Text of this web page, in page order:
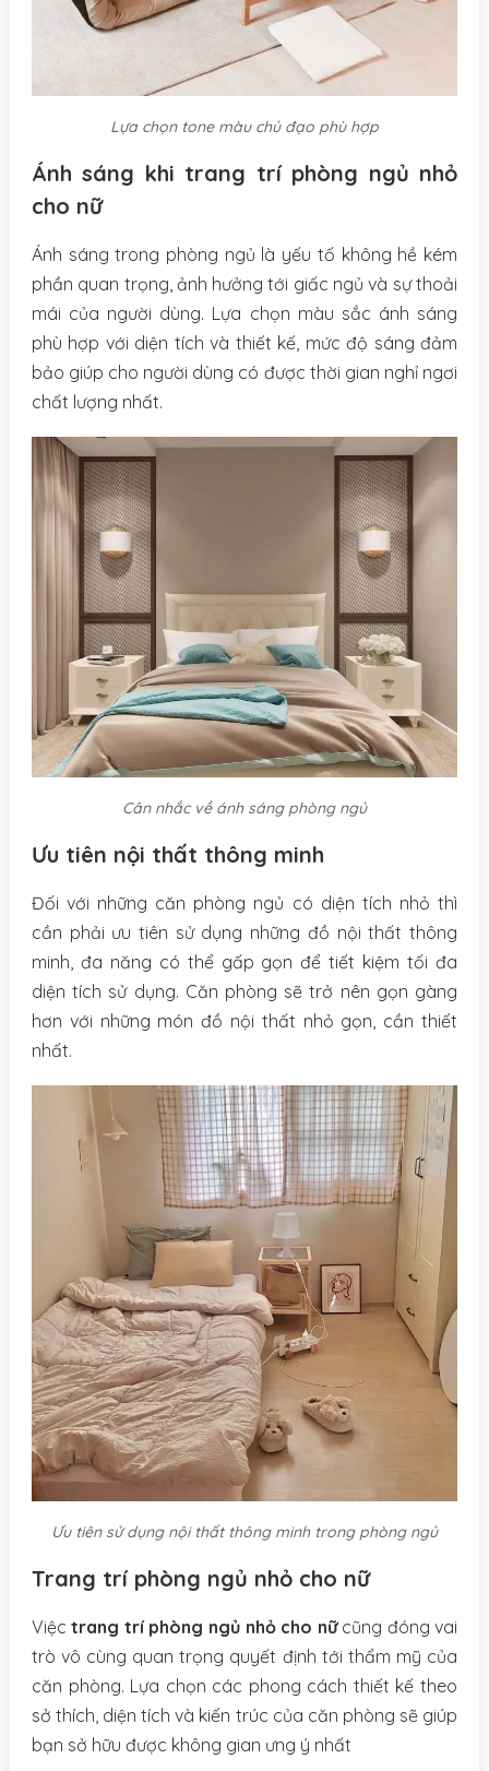
Lựa chọn tone màu chủ đạo phù hợp
Ánh sáng khi trang trí phòng ngủ nhỏ
cho nữ
Ánh sáng trong phòng ngủ là yếu tố không hề kém
phần quan trọng, ảnh hưởng tới giấc ngủ và sự thoải
mái của người dùng. Lựa chọn màu sắc ánh sáng
phù hợp với diện tích và thiết kế, mức độ sáng đảm
bảo giúp cho người dùng có được thời gian nghỉ ngơi
chất lượng nhất.
Cân nhắc về ánh sáng phòng ngủ
Ưu tiên nội thất thông minh
Đối với những căn phòng ngủ có diện tích nhỏ thì
cần phải ưu tiên sử dụng những đồ nội thất thông
minh, đa năng có thể gấp gọn để tiết kiệm tối đa
diện tích sử dụng. Căn phòng sẽ trở nên gọn gàng
hơn với những món đồ nội thất nhỏ gọn, cần thiết
nhất.
Ưu tiên sử dụng nội thất thông minh trong phòng ngủ
Trang trí phòng ngủ nhỏ cho nữ
Việctrang trí phòng ngủ nhỏ cho nữcũng đóng vai
trò vô cùng quan trọng quyết định tới thẩm mỹ của
căn phòng. Lựa chọn các phong cách thiết kế theo
sở thích, diện tích và kiến trúc của căn phòng sẽ giúp
bạn sở hữu được không gian ưng ý nhất